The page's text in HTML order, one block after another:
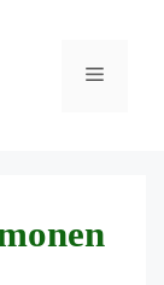
Menü